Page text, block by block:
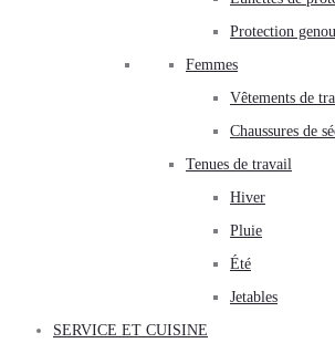
Protection
Femmes
Vêtements de
Chaussures de
Tenues de travail
Hiver
Pluie
Été
Jetables
SERVICE ET CUISINE